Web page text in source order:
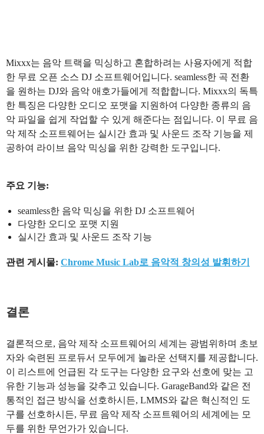
Mixxx는 음악 트랙을 믹싱하고 혼합하려는 사용자에게 적합
한 무료 오픈 소스 DJ 소프트웨어입니다. seamless한 곡 전환
을 원하는 DJ와 음악 애호가들에게 적합합니다. Mixxx의 독특
한 특징은 다양한 오디오 포맷을 지원하여 다양한 종류의 음
악 파일을 쉽게 작업할 수 있게 해준다는 점입니다. 이 무료 음
악 제작 소프트웨어는 실시간 효과 및 사운드 조작 기능을 제
공하여 라이브 음악 믹싱을 위한 강력한 도구입니다.
주요 기능:
seamless한 음악 믹싱을 위한 DJ 소프트웨어
다양한 오디오 포맷 지원
실시간 효과 및 사운드 조작 기능
관련 게시물: Chrome Music Lab로 음악적 창의성 발휘하기
결론
결론적으로, 음악 제작 소프트웨어의 세계는 광범위하며 초보
자와 숙련된 프로듀서 모두에게 놀라운 선택지를 제공합니다.
이 리스트에 언급된 각 도구는 다양한 요구와 선호에 맞는 고
유한 기능과 성능을 갖추고 있습니다. GarageBand와 같은 전
통적인 접근 방식을 선호하시든, LMMS와 같은 혁신적인 도
구를 선호하시든, 무료 음악 제작 소프트웨어의 세계에는 모
두를 위한 무언가가 있습니다.